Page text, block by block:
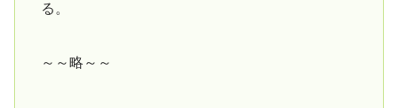
る。
～～略～～